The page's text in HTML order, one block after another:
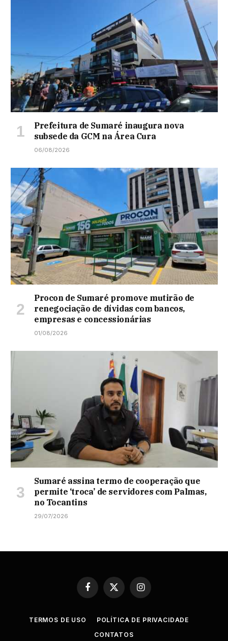
Prefeitura de Sumaré inaugura nova
subsede da GCM na Área Cura
06/08/2026
Procon de Sumaré promove mutirão de
renegociação de dívidas com bancos,
empresas e concessionárias
01/08/2026
Sumaré assina termo de cooperação que
permite ‘troca’ de servidores com Palmas,
no Tocantins
29/07/2026
Facebook
X
(Twitter)
Instagram
TERMOS DE USO
POLÍTICA DE PRIVACIDADE
CONTATOS